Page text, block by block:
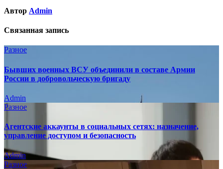
Автор Admin
Связанная запись
Разное
Бывших военных ВСУ объединили в составе Армии
России в добровольческую бригаду
Admin
Разное
Агентские аккаунты в социальных сетях: назначение,
управление доступом и безопасность
Admin
Разное